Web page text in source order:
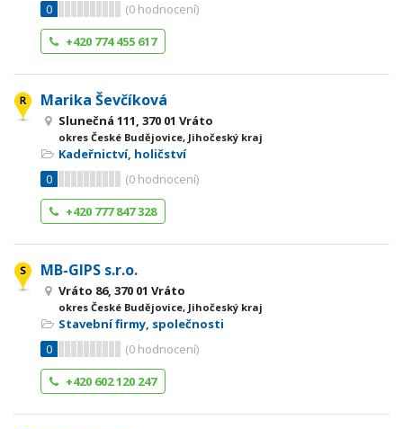
0
(0 hodnocení)
+420 774 455 617
Marika Ševčíková
Slunečná 111, 370 01 Vráto
okres České Budějovice, Jihočeský kraj
Kadeřnictví, holičství
0
(0 hodnocení)
+420 777 847 328
MB-GIPS s.r.o.
Vráto 86, 370 01 Vráto
okres České Budějovice, Jihočeský kraj
Stavební firmy, společnosti
0
(0 hodnocení)
+420 602 120 247